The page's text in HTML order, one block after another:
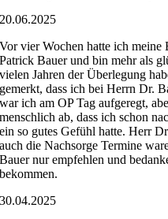
20.06.2025
Vor vier Wochen hatte ich
Patrick Bauer und bin mehr als
vielen Jahren der Überlegung
gemerkt, dass ich bei Herrn Dr.
war ich am OP Tag aufgeregt,
menschlich ab, dass ich schon
ein so gutes Gefühl hatte. Herr
auch die Nachsorge Termine
Bauer nur empfehlen und
bekommen.
30.04.2025